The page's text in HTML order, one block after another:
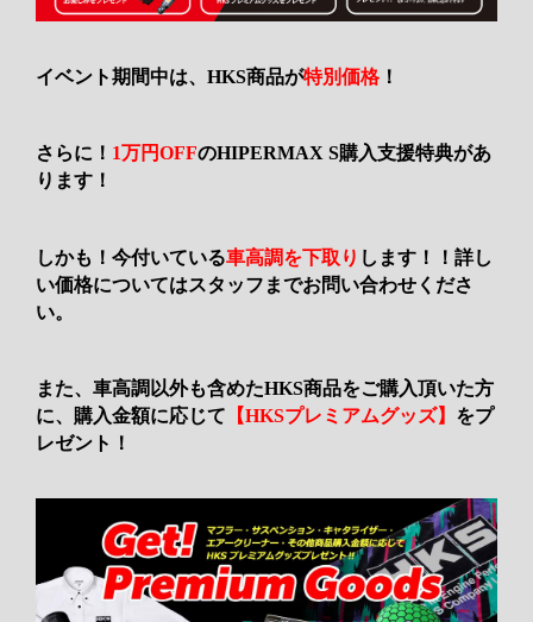
イベント期間中は、HKS商品が特別価格 ！
さらに！ 1万円OFFのHIPERMAX S購入支援特典があ
ります！
しかも！今付いている車高調を下取り します！！詳し
い価格についてはスタッフまでお問い合わせくださ
い。
また、車高調以外も含めたHKS商品をご購入頂いた方
に、購入金額に応じて 【HKSプレミアムグッズ】 をプ
レゼント！